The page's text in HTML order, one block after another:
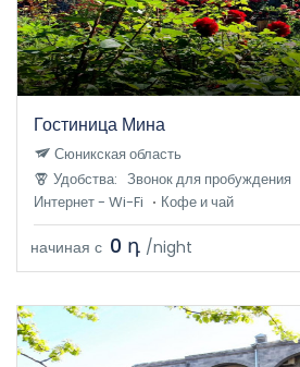
Гостиница Мина
Удобства: Звонок для пробуждения
Интернет - Wi-Fi
Кофе и чай
Сюникская область
начиная с 0 դ /night